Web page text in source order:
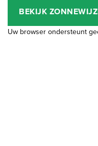
BEKIJK
Uw browser ondersteunt